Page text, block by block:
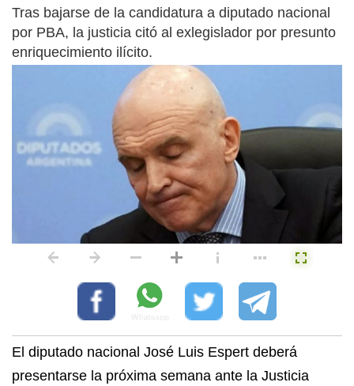
Tras bajarse de la candidatura a diputado nacional
por PBA, la justicia citó al exlegislador por presunto
enriquecimiento ilícito.
El diputado nacional José Luis Espert deberá
presentarse la próxima semana ante la Justicia